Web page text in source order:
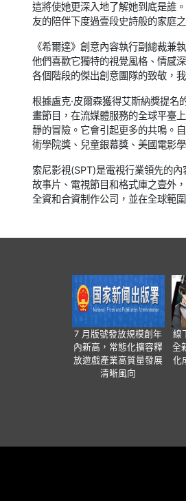
這將使她更深入地了解她到底是誰
友的陪伴下度過壹段史詩般的家庭
《希爾達》創意內容執行副總裁兼
他們喜歡它獨特的視覺風格、情感
各個階段的傑出創意團隊的致敬，
根據盧克·皮爾森獲得艾斯納獎提
畫節目，在流媒體服務的全球平臺
靜的冒險。它會引起更多的共鳴。
術學院獎、兒童銀幕獎、美國電影
索尼影視(SPT)是電視行業領先的
故事片、電視節目和格式庫之壹外
全資和合資制作公司，並在全球範
7 月版號發放規模創年
內新高，常態化擴容釋
放遊戲產業高質量發展
清晰風向
線
全
化